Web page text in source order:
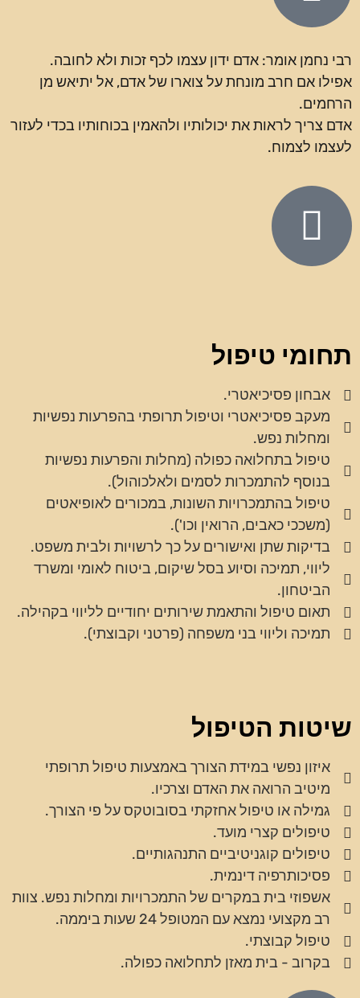
רבי נחמן אומר: אדם ידון עצמו לכף זכות ולא לחובה.
אפילו אם חרב מונחת על צוארו של אדם, אל יתיאש מן
הרחמים.
אדם צריך לראות את יכולותיו ולהאמין בכוחותיו בכדי לעזור
לעצמו לצמוח.
תחומי טיפול
אבחון פסיכיאטרי.
מעקב פסיכיאטרי וטיפול תרופתי בהפרעות נפשיות
ומחלות נפש.
טיפול בתחלואה כפולה (מחלות והפרעות נפשיות
בנוסף להתמכרות לסמים ולאלכוהול).
טיפול בהתמכרויות השונות, במכורים לאופיאטים
(משככי כאבים, הרואין וכו').
בדיקות שתן ואישורים על כך לרשויות ולבית משפט.
ליווי, תמיכה וסיוע בסל שיקום, ביטוח לאומי ומשרד
הביטחון.
תאום טיפול והתאמת שירותים יחודיים לליווי בקהילה.
תמיכה וליווי בני משפחה (פרטני וקבוצתי).
שיטות הטיפול
איזון נפשי במידת הצורך באמצעות טיפול תרופתי
מיטיב הרואה את האדם וצרכיו.
גמילה או טיפול אחזקתי בסובוטקס על פי הצורך.
טיפולים קצרי מועד.
טיפולים קוגניטיביים התנהגותיים.
פסיכותרפיה דינמית.
אשפוזי בית במקרים של התמכרויות ומחלות נפש. צוות
רב מקצועי נמצא עם המטופל 24 שעות ביממה.
טיפול קבוצתי.
בקרוב - בית מאזן לתחלואה כפולה.